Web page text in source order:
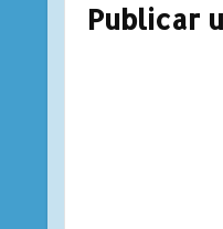
Publicar